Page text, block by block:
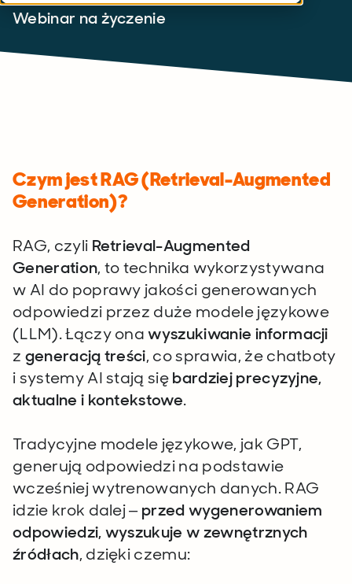
Webinar na życzenie
Czym jest RAG (Retrieval-Augmented
Generation)?
RAG, czyli Retrieval-Augmented
Generation, to technika wykorzystywana
w AI do poprawy jakości generowanych
odpowiedzi przez duże modele językowe
(LLM). Łączy onawyszukiwanie informacji
z generacją treści, co sprawia, że chatboty
i systemy AI stają siębardziej precyzyjne,
aktualne i kontekstowe.
Tradycyjne modele językowe, jak GPT,
generują odpowiedzi na podstawie
wcześniej wytrenowanych danych. RAG
idzie krok dalej –przed wygenerowaniem
odpowiedzi, wyszukuje w zewnętrznych
źródłach, dzięki czemu: